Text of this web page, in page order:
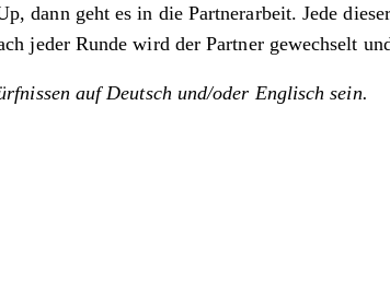
dann geht es in die Partnerarbeit. Jede
jeder Runde wird der Partner gewechselt
auf Deutsch und/oder Englisch sein.